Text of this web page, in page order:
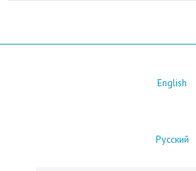
English
Русский